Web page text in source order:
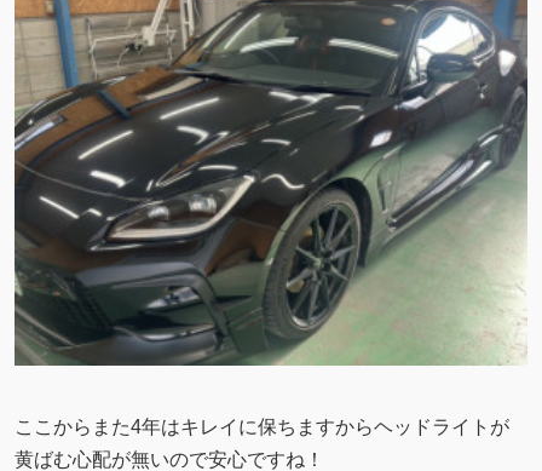
ここからまた4年はキレイに保ちますからヘッドライトが
黄ばむ心配が無いので安心ですね！